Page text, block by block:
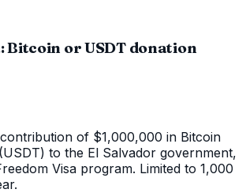
Bitcoin or USDT donation
of $1,000,000 in Bitcoin
to the El Salvador government,
Visa program. Limited to 1,000